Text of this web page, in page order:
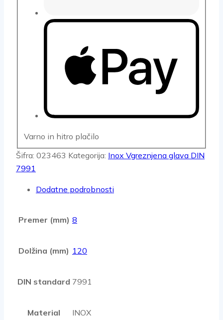
Varno in hitro plačilo
Šifra: 023463 Kategorija: Inox Vgreznjena glava DIN
7991
Dodatne podrobnosti
Premer (mm) 8
Dolžina (mm) 120
DIN standard 7991
Material INOX